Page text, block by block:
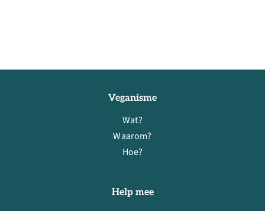
Veganisme
Wat?
Waarom?
Hoe?
Help mee